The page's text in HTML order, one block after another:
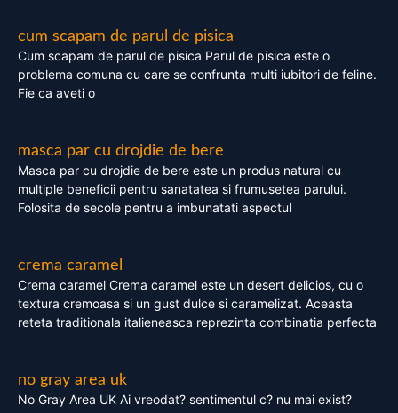
cum scapam de parul de pisica
Cum scapam de parul de pisica Parul de pisica este o
problema comuna cu care se confrunta multi iubitori de feline.
Fie ca aveti o
masca par cu drojdie de bere
Masca par cu drojdie de bere este un produs natural cu
multiple beneficii pentru sanatatea si frumusetea parului.
Folosita de secole pentru a imbunatati aspectul
crema caramel
Crema caramel Crema caramel este un desert delicios, cu o
textura cremoasa si un gust dulce si caramelizat. Aceasta
reteta traditionala italieneasca reprezinta combinatia perfecta
no gray area uk
No Gray Area UK Ai vreodat? sentimentul c? nu mai exist?